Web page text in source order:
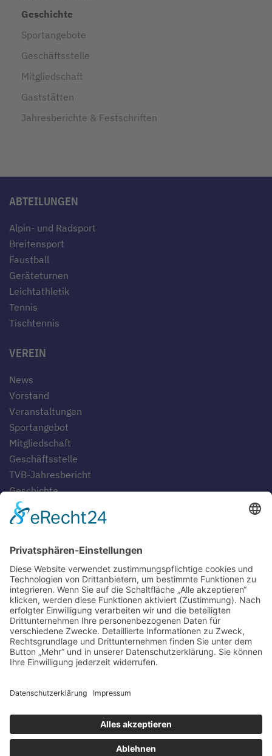
Geschichte
Sportangebote
Geschäftsstelle
Mitgliedschaft
Gaststätten
Jahresberichte & Festschriften
ABTEILUNGEN
Alpin- und Radsport
Breitensport
Faustball
Geräteturnen
Leichtathletik
Tennis
Tischtennis
VEREIN
News
Vorstand
Veranstaltungen
Sportangebot
Mitgliedschaft
Geschäftsstelle
TVB-Jahresbericht
Geschichte
Gaststätten
Blog
Downloads
Fotogalerien
Links
Anfahrt
Tippspiel
Datenschutzerklärung